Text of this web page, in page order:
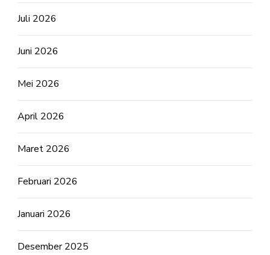
Juli 2026
Juni 2026
Mei 2026
April 2026
Maret 2026
Februari 2026
Januari 2026
Desember 2025